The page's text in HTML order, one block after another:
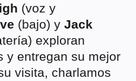
(voz y
(bajo) y Jack
exploran
y entregan su mejor
visita, charlamos